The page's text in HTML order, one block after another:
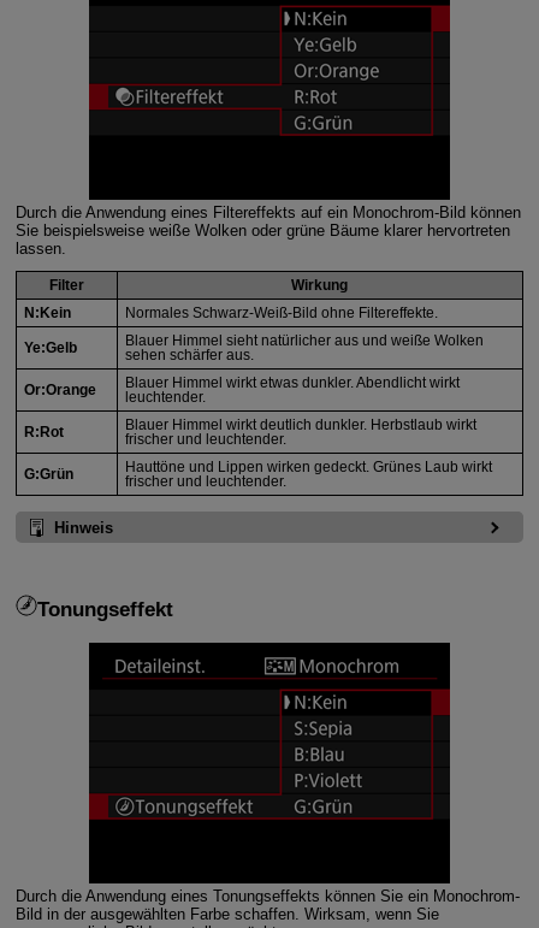
Durch die Anwendung eines Filtereffekts auf ein Monochrom-Bild können
Sie beispielsweise weiße Wolken oder grüne Bäume klarer hervortreten
lassen.
Filter
Wirkung
N:Kein
Normales Schwarz-Weiß-Bild ohne Filtereffekte.
Ye:Gelb
Blauer Himmel sieht natürlicher aus und weiße Wolken
sehen schärfer aus.
Or:Orange
Blauer Himmel wirkt etwas dunkler. Abendlicht wirkt
leuchtender.
R:Rot
Blauer Himmel wirkt deutlich dunkler. Herbstlaub wirkt
frischer und leuchtender.
G:Grün
Hauttöne und Lippen wirken gedeckt. Grünes Laub wirkt
frischer und leuchtender.
Hinweis
Tonungseffekt
Durch die Anwendung eines Tonungseffekts können Sie ein Monochrom-
Bild in der ausgewählten Farbe schaffen. Wirksam, wenn Sie